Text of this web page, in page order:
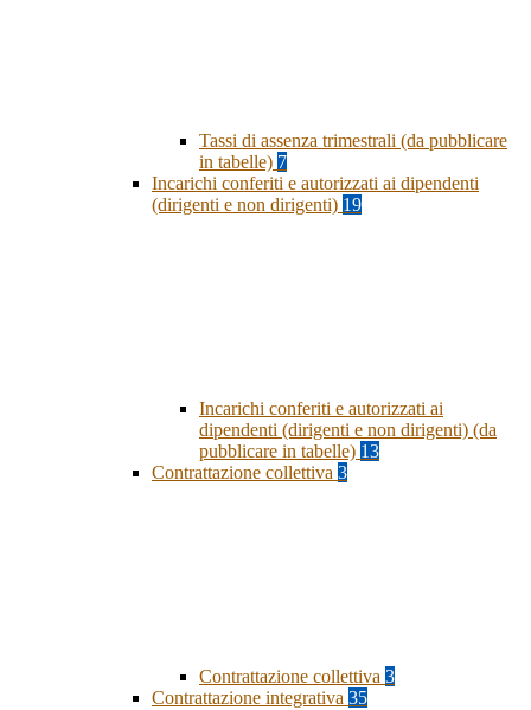
Tassi di assenza trimestrali (da pubblicare
in tabelle) 7
Incarichi conferiti e autorizzati ai dipendenti
(dirigenti e non dirigenti) 19
Incarichi conferiti e autorizzati ai
dipendenti (dirigenti e non dirigenti) (da
pubblicare in tabelle) 13
Contrattazione collettiva 3
Contrattazione collettiva 3
Contrattazione integrativa 35